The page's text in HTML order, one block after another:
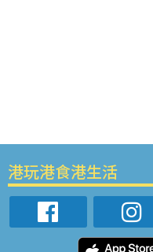
港玩港食港生活